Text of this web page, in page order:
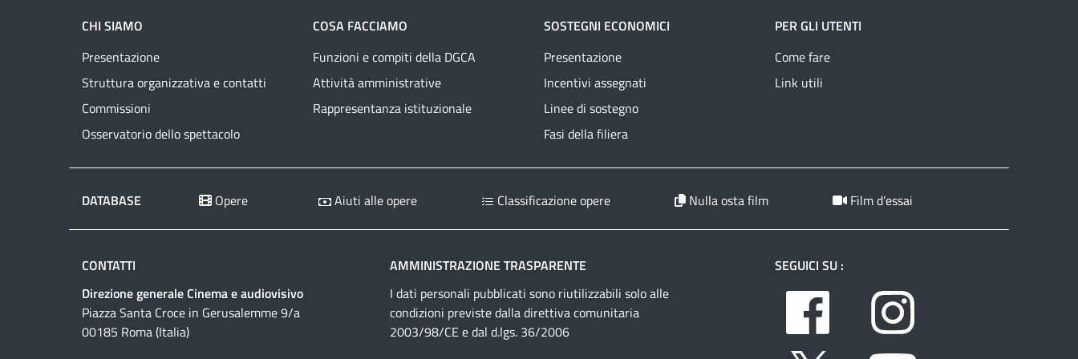
CHI SIAMO
Presentazione
Struttura organizzativa e contatti
Commissioni
Osservatorio dello spettacolo
COSA FACCIAMO
Funzioni e compiti della DGCA
Attività amministrative
Rappresentanza istituzionale
SOSTEGNI ECONOMICI
Presentazione
Incentivi assegnati
Linee di sostegno
Fasi della filiera
PER GLI UTENTI
Come fare
Link utili
DATABASE Opere Aiuti alle opere Classificazione opere Nulla osta film Film d’essai
CONTATTI
Direzione generale Cinema e audiovisivo
Piazza Santa Croce in Gerusalemme 9/a
00185 Roma (Italia)
AMMINISTRAZIONE TRASPARENTE
I dati personali pubblicati sono riutilizzabili solo alle
condizioni previste dalla direttiva comunitaria
2003/98/CE e dal d.lgs. 36/2006
SEGUICI SU :
Facebook
Twitter